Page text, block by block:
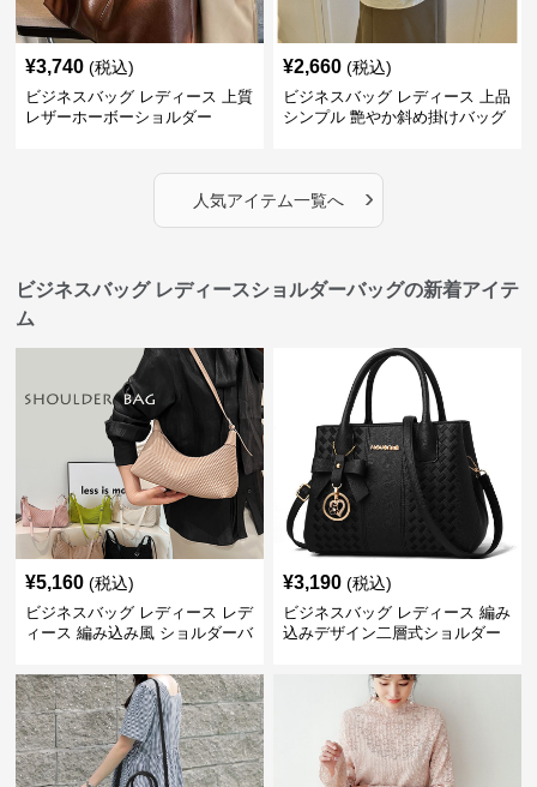
¥3,740 (税込)
ビジネスバッグ レディース 上質
レザーホーボーショルダー
¥2,660 (税込)
ビジネスバッグ レディース 上品
シンプル 艶やか斜め掛けバッグ
人気アイテム一覧へ ›
ビジネスバッグ レディースショルダーバッグの新着アイテ
ム
¥5,160 (税込)
ビジネスバッグ レディース レデ
ィース 編み込み風 ショルダーバ
¥3,190 (税込)
ビジネスバッグ レディース 編み
込みデザイン二層式ショルダー